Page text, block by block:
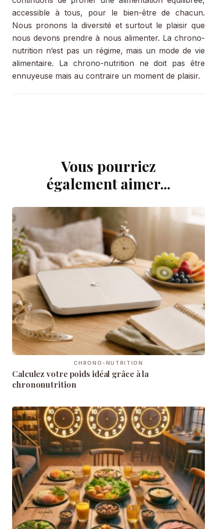
accessible à tous, pour le bien-être de chacun.
Nous pronons la diversité et surtout le plaisir que
nous devons prendre à nous alimenter. La chrono-
nutrition n’est pas un régime, mais un mode de vie
alimentaire. La chrono-nutrition ne doit pas être
ennuyeuse mais au contraire un moment de plaisir.
Vous pourriez
également aimer...
CHRONO-NUTRITION
Calculez votre poids idéal grâce à la
chrononutrition